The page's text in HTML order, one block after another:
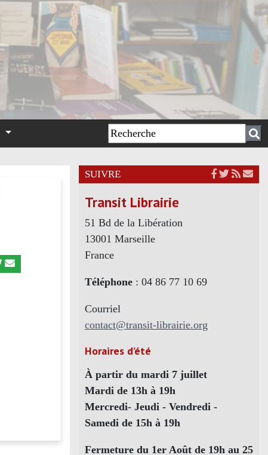
SUIVRE
Transit Librairie
51 Bd de la Libération
13001 Marseille
France
Téléphone: 04 86 77 10 69
Courriel
contact@transit-librairie.org
Horaires d’été
À partir du mardi 7 juillet
Mardi de 13h à 19h
Mercredi- Jeudi - Vendredi -
Samedi de 15h à 19h
Fermeture du 1er Août de 19h au 25